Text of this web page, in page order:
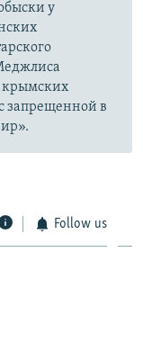
у
крымских
запрещенной в
Follow us